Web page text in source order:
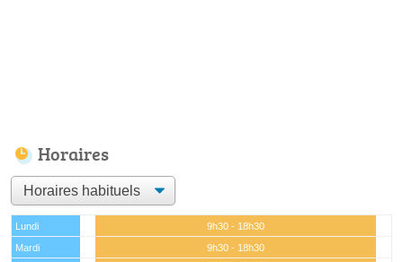
Horaires
Lundi
9h30 - 18h30
Mardi
9h30 - 18h30